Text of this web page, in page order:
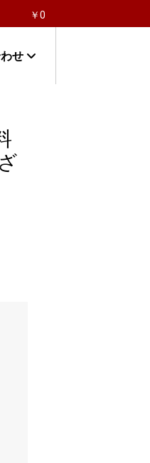
毛ガニ」が大人気！
￥0
せ